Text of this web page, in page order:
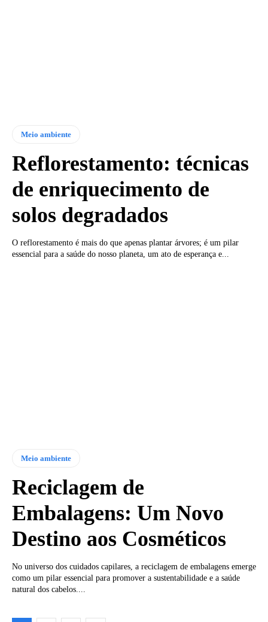
Meio ambiente
Reflorestamento: técnicas
de enriquecimento de
solos degradados
O reflorestamento é mais do que apenas plantar árvores; é um pilar
essencial para a saúde do nosso planeta, um ato de esperança e...
Meio ambiente
Reciclagem de
Embalagens: Um Novo
Destino aos Cosméticos
No universo dos cuidados capilares, a reciclagem de embalagens emerge
como um pilar essencial para promover a sustentabilidade e a saúde
natural dos cabelos....